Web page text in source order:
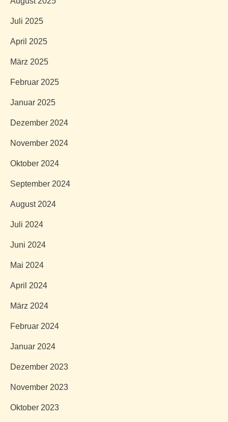
Juli 2025
April 2025
März 2025
Februar 2025
Januar 2025
Dezember 2024
November 2024
Oktober 2024
September 2024
August 2024
Juli 2024
Juni 2024
Mai 2024
April 2024
März 2024
Februar 2024
Januar 2024
Dezember 2023
November 2023
Oktober 2023